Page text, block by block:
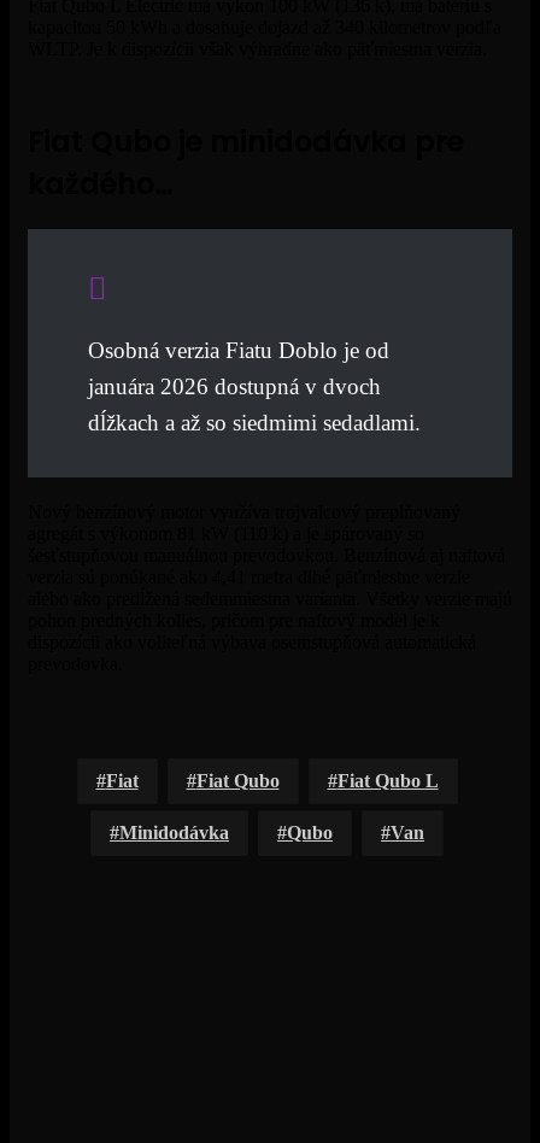
Osobná verzia Fiatu Doblo je od
januára 2026 dostupná v dvoch
dĺžkach a až so siedmimi sedadlami.
Fiat Fiat Qubo Fiat Qubo L
Minidodávka Qubo Van